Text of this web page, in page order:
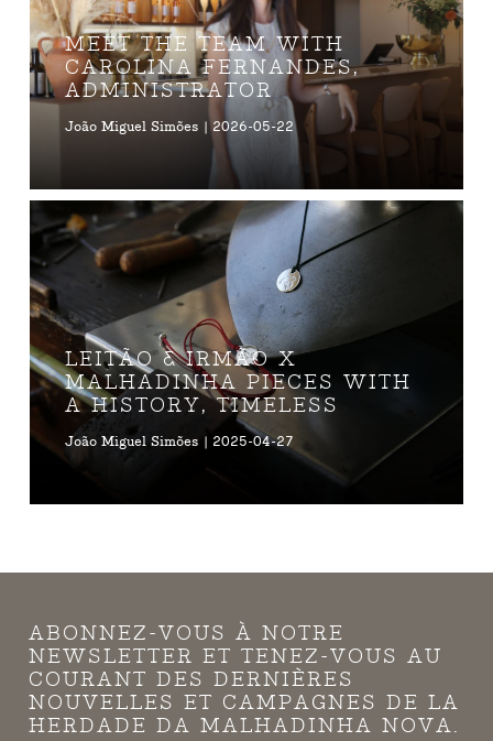
MEET THE TEAM WITH
CAROLINA FERNANDES,
ADMINISTRATOR
João Miguel Simões | 2026-05-22
LEITÃO & IRMÃO X
MALHADINHA PIECES WITH
A HISTORY, TIMELESS
João Miguel Simões | 2025-04-27
ABONNEZ-VOUS À NOTRE
NEWSLETTER ET TENEZ-VOUS AU
COURANT DES DERNIÈRES
NOUVELLES ET CAMPAGNES DE LA
HERDADE DA MALHADINHA NOVA.